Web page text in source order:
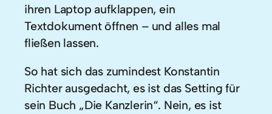
ihren Laptop aufklappen, ein
Textdokument öffnen – und alles mal
fließen lassen.
So hat sich das zumindest Konstantin
Richter ausgedacht, es ist das Setting für
sein Buch „Die Kanzlerin“. Nein, es ist